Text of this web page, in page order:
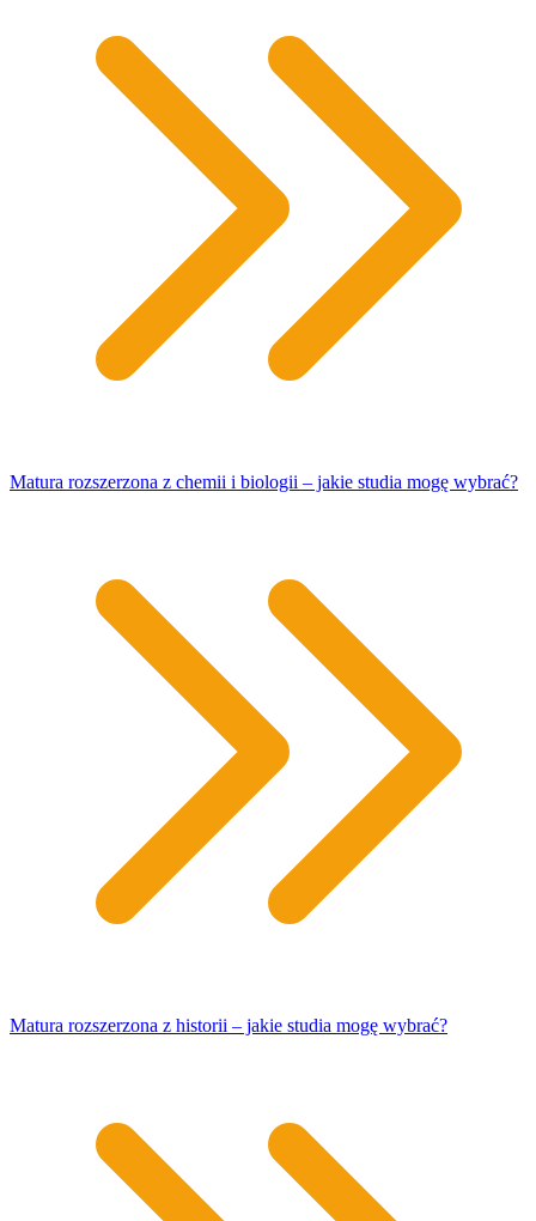
Matura rozszerzona z chemii i biologii – jakie studia mogę wybrać?
Matura rozszerzona z historii – jakie studia mogę wybrać?